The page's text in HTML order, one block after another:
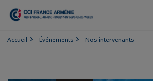
Accueil Événements Nos intervenants